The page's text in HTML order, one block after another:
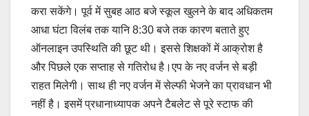
करा सकेंगे। पूर्व में सुबह आठ बजे स्कूल खुलने के बाद अधिकतम
आधा घंटा विलंब तक यानि 8:30 बजे तक कारण बताते हुए
ऑनलाइन उपस्थिति की छूट थी। इससे शिक्षकों में आक्रोश है
और पिछले एक सप्ताह से गतिरोध है।एप के नए वर्जन से बड़ी
राहत मिलेगी। साथ ही नए वर्जन में सेल्फी भेजने का प्रावधान भी
नहीं है। इसमें प्रधानाध्यापक अपने टैबलेट से पूरे स्टाफ की